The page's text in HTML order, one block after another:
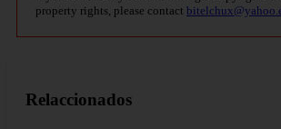
property rights, please contact
Relaccionados